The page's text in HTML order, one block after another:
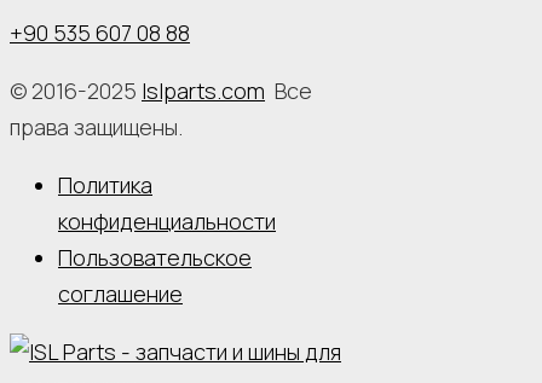
+90 535 607 08 88
© 2016-2025 Islparts.com Все
права защищены.
Политика
конфиденциальности
Пользовательское
соглашение